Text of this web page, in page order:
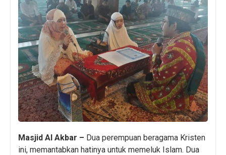
Masjid Al Akbar – Dua perempuan beragama Kristen
ini, memantabkan hatinya untuk memeluk Islam. Dua